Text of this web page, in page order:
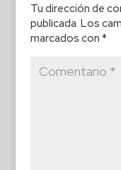
Tu dirección de
publicada. Los
marcados con *